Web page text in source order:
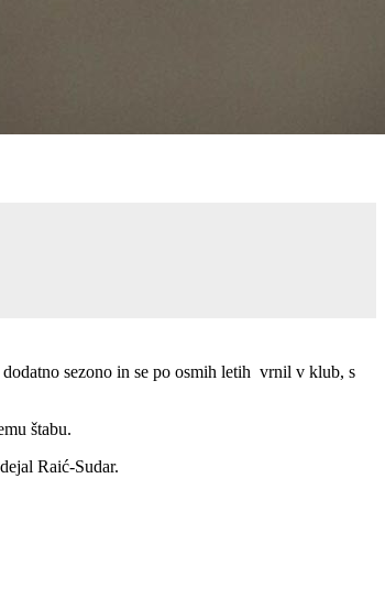
sezono in se po osmih letih vrnil v klub, s
štabu.
Raić-Sudar.